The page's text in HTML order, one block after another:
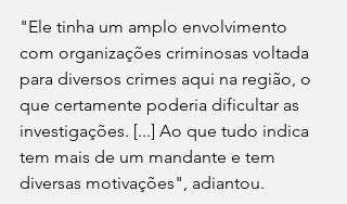
"Ele tinha um amplo envolvimento
com organizações criminosas voltada
para diversos crimes aqui na região, o
que certamente poderia dificultar as
investigações. [...] Ao que tudo indica
tem mais de um mandante e tem
diversas motivações", adiantou.